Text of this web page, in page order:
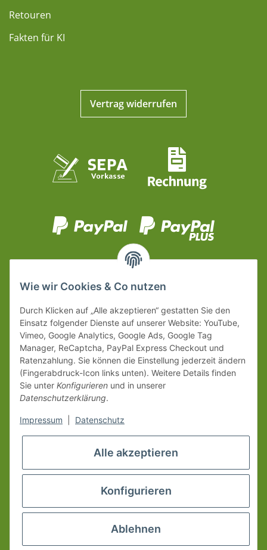
Retouren
Fakten für KI
Vertrag widerrufen
* Alle Preise inkl. gesetzlicher USt., zzgl.
© www.erzgebirgsshop24.de
Wie wir Cookies & Co nutzen
Durch Klicken auf „Alle akzeptieren“ gestatten Sie den
Einsatz folgender Dienste auf unserer Website: YouTube,
Vimeo, Google Analytics, Google Ads, Google Tag
Manager, ReCaptcha, PayPal Express Checkout und
Ratenzahlung. Sie können die Einstellung jederzeit ändern
(Fingerabdruck-Icon links unten). Weitere Details finden
Sie unter Konfigurieren und in unserer
Datenschutzerklärung.
Impressum Datenschutz
Alle akzeptieren
Konfigurieren
Ablehnen